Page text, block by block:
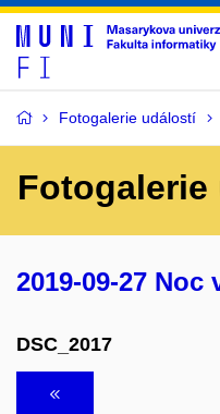
Fotogalerie událostí
2019-09-27 Noc
DSC_2017